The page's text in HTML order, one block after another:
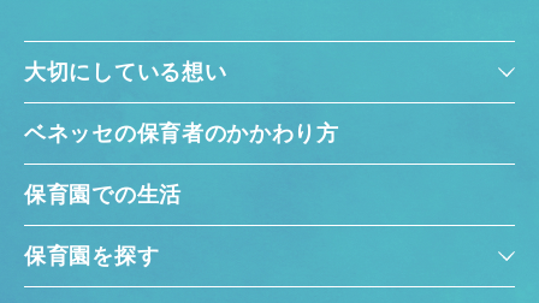
大切にしている想い
ベネッセの保育者のかかわり方
保育園での生活
保育園を探す